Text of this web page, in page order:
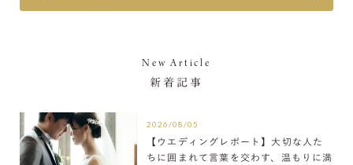
New Article
新着記事
2026/08/05
【ウエディングレポート】大切な人た
ちに囲まれて言葉を交わす、温もりに満